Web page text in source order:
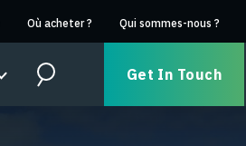
Où acheter ? Qui sommes-nous ?
Search Get In Touch